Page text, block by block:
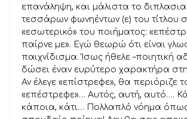
επανάληψη, και μάλιστα το
τεσσάρων φωνηέντων (ε) του τίτλου
«εσωτερικό» του ποιήματος:
παίρνε με». Εγώ θεωρώ ότι είναι
παιχνίδισμα. Ίσως ήθελε –ποιητική
δώσει έναν ευρύτερο χαρακτήρα
Αν έλεγε «επίστρεφε», θα περιόριζε
«επέστρεφε»… Αυτός, αυτή, αυτό….
κάποια, κάτι… Πολλαπλό νόημα